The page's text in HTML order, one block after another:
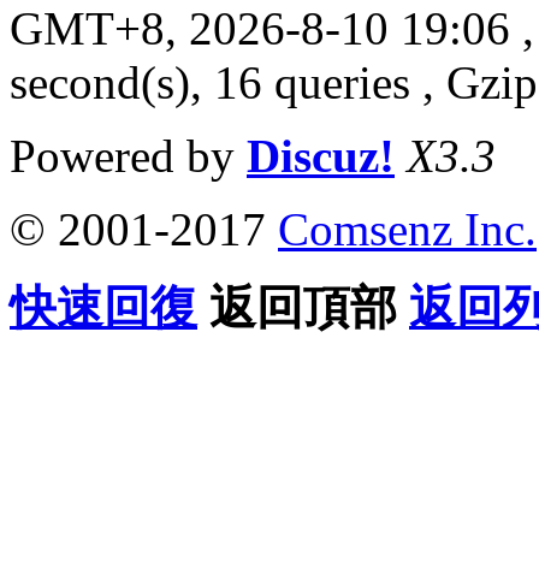
GMT+8, 2026-8-10 19:06
second(s), 16 queries ,
Powered by Discuz! X3.3
© 2001-2017 Comsenz Inc.
快速回復 返回頂部 返回